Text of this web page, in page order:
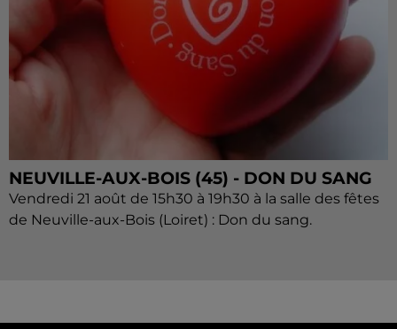
NEUVILLE-AUX-BOIS (45) - DON DU SANG
Vendredi 21 août de 15h30 à 19h30 à la salle des fêtes
de Neuville-aux-Bois (Loiret) : Don du sang.